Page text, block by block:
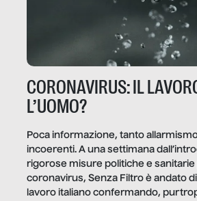
CORONAVIRUS: IL
L’UOMO?
Poca informazione, tanto
incoerenti. A una settimana
rigorose misure politiche e sanitarie
coronavirus, Senza Filtro è andato
lavoro italiano confermando,